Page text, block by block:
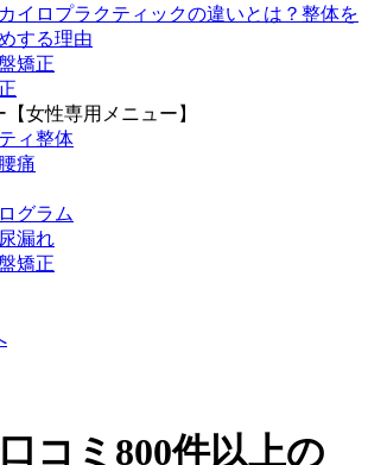
イロプラクティックの違いとは？整体を
する理由
矯正
女性専用メニュー】
ィ整体
痛
グラム
漏れ
矯正
コミ800件以上の